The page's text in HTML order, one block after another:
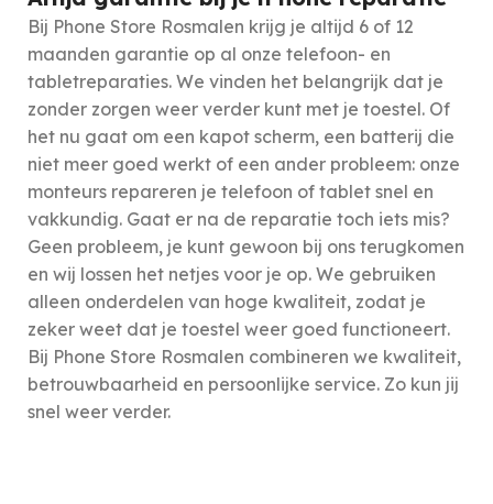
Bij Phone Store Rosmalen krijg je altijd 6 of 12
maanden garantie op al onze telefoon- en
tabletreparaties. We vinden het belangrijk dat je
zonder zorgen weer verder kunt met je toestel. Of
het nu gaat om een kapot scherm, een batterij die
niet meer goed werkt of een ander probleem: onze
monteurs repareren je telefoon of tablet snel en
vakkundig. Gaat er na de reparatie toch iets mis?
Geen probleem, je kunt gewoon bij ons terugkomen
en wij lossen het netjes voor je op. We gebruiken
alleen onderdelen van hoge kwaliteit, zodat je
zeker weet dat je toestel weer goed functioneert.
Bij Phone Store Rosmalen combineren we kwaliteit,
betrouwbaarheid en persoonlijke service. Zo kun jij
snel weer verder.